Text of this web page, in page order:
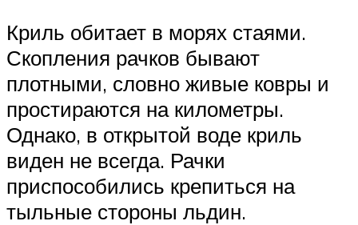
Криль обитает в морях стаями.
Скопления рачков бывают
плотными, словно живые ковры и
простираются на километры.
Однако, в открытой воде криль
виден не всегда. Рачки
приспособились крепиться на
тыльные стороны льдин.